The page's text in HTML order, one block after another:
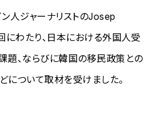
人ジャーナリストのJosep
にわたり、日本における外国人受
題、ならびに韓国の移民政策との
について取材を受けました。